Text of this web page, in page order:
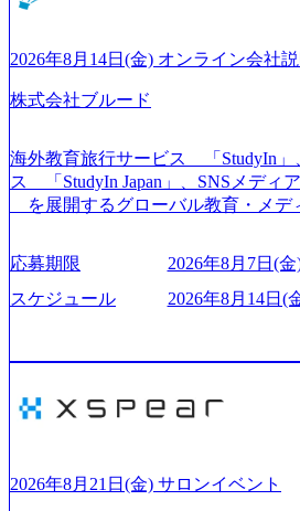
や各種プロジェクトマネジメント、
をデザインする」というビジョンを
いることは何かを追究し、本当に価
の736名（2024年1月）に到達。上
のスピードを上げている。 人にフォ
る唯一無二のコンサルティングファ
サンド 執行役員新山氏、庄司氏イン
2015年に設立され、前年比205%の
急速な成長を遂げている。 ​ 新規事
戦略立案、IT導入までをワンストッ
ティングファームである。 ​- 2025年
名を擁し、事業拡大を続けている。 「人」にフォーカスを
当てたコンサルティング会社として
としたサービスを提供している。 ​-
ティングファームやSIer、事業会社
の社員が活躍している。 年間休日
2026年8月14日(金) オンライン会社
株式会社ブルード
海外教育旅行サービス 「StudyIn」
ス 「StudyIn Japan」、SNSメディ
を展開するグローバル教育・メデ
育支援サービスを提供している 動画メディア事業を基盤と
して、留学支援・訪日教育旅行・
を展開している Mission:より多くの
ラになる Value： INTEGRITY誠実
て伝える、自責かつ利他の精神で動
る、失敗を恐れずにふみだす、執
WNERSHIP当事者であろう みずか
だわろう 今すぐ決める、すばやく動
応募期限
2026年8月7日(金
スケジュール
2026年8月14日(
2026年8月21日(金) サロンイベント